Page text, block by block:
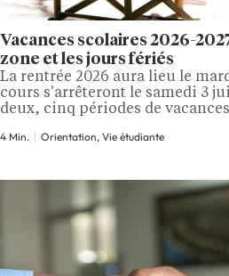
Vacances scolaires 2026-
zone et les jours fériés
La rentrée 2026 aura lieu le
cours s'arrêteront le samedi 3
deux, cinq périodes de
varient selon la zone scolaire de
4 Min. Orientation, Vie étudiante